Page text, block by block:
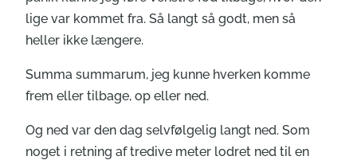
lige var kommet fra. Så langt så godt, men så
heller ikke længere.
Summa summarum, jeg kunne hverken komme
frem eller tilbage, op eller ned.
Og ned var den dag selvfølgelig langt ned. Som
noget i retning af tredive meter lodret ned til en